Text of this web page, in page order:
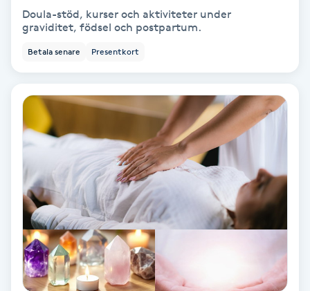
Megavolymfransar
Mesoterapi
MicroPen
Microshading
Mixfransar
Nagelförlängning
Doula-stöd, kurser och aktiviteter under
graviditet, födsel och postpartum.
Betala senare Presentkort